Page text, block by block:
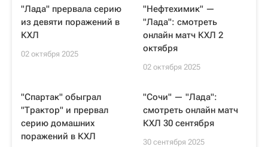
"Лада" прервала серию
из девяти поражений в
КХЛ
02 октября 2025
"Нефтехимик" —
"Лада": смотреть
онлайн матч КХЛ 2
октября
02 октября 2025
"Спартак" обыграл
"Трактор" и прервал
серию домашних
поражений в КХЛ
"Сочи" — "Лада":
смотреть онлайн матч
КХЛ 30 сентября
30 сентября 2025